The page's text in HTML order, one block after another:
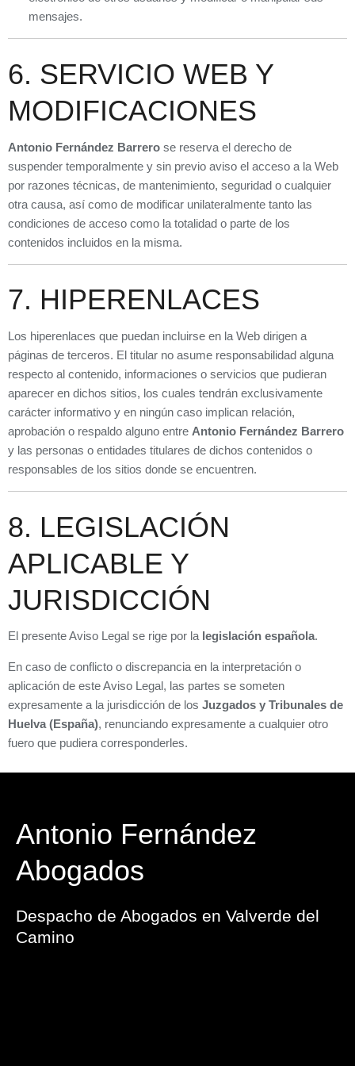
mensajes.
6. SERVICIO WEB Y
MODIFICACIONES
Antonio Fernández Barrero se reserva el derecho de
suspender temporalmente y sin previo aviso el acceso a la Web
por razones técnicas, de mantenimiento, seguridad o cualquier
otra causa, así como de modificar unilateralmente tanto las
condiciones de acceso como la totalidad o parte de los
contenidos incluidos en la misma.
7. HIPERENLACES
Los hiperenlaces que puedan incluirse en la Web dirigen a
páginas de terceros. El titular no asume responsabilidad alguna
respecto al contenido, informaciones o servicios que pudieran
aparecer en dichos sitios, los cuales tendrán exclusivamente
carácter informativo y en ningún caso implican relación,
aprobación o respaldo alguno entre Antonio Fernández Barrero
y las personas o entidades titulares de dichos contenidos o
responsables de los sitios donde se encuentren.
8. LEGISLACIÓN
APLICABLE Y
JURISDICCIÓN
El presente Aviso Legal se rige por la legislación española.
En caso de conflicto o discrepancia en la interpretación o
aplicación de este Aviso Legal, las partes se someten
expresamente a la jurisdicción de los Juzgados y Tribunales de
Huelva (España), renunciando expresamente a cualquier otro
fuero que pudiera corresponderles.
Antonio Fernández
Abogados
Despacho de Abogados en Valverde del
Camino